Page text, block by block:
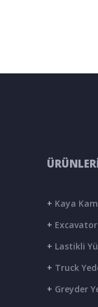
+ Kaya
+
+ Lastikli
+ Truck
+ Greyder